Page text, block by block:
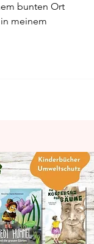
bunten Ort
meinem